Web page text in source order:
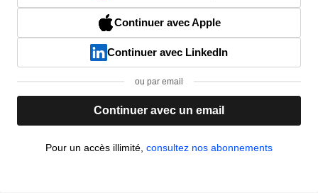
Continuer avec Apple
Continuer avec LinkedIn
ou par email
Continuer avec un email
Pour un accès illimité, consultez nos abonnements